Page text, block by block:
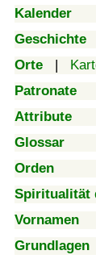
Kalender
Geschichte
Orte |
Patronate
Attribute
Glossar
Orden
Spiritualität
Vornamen
Grundlagen